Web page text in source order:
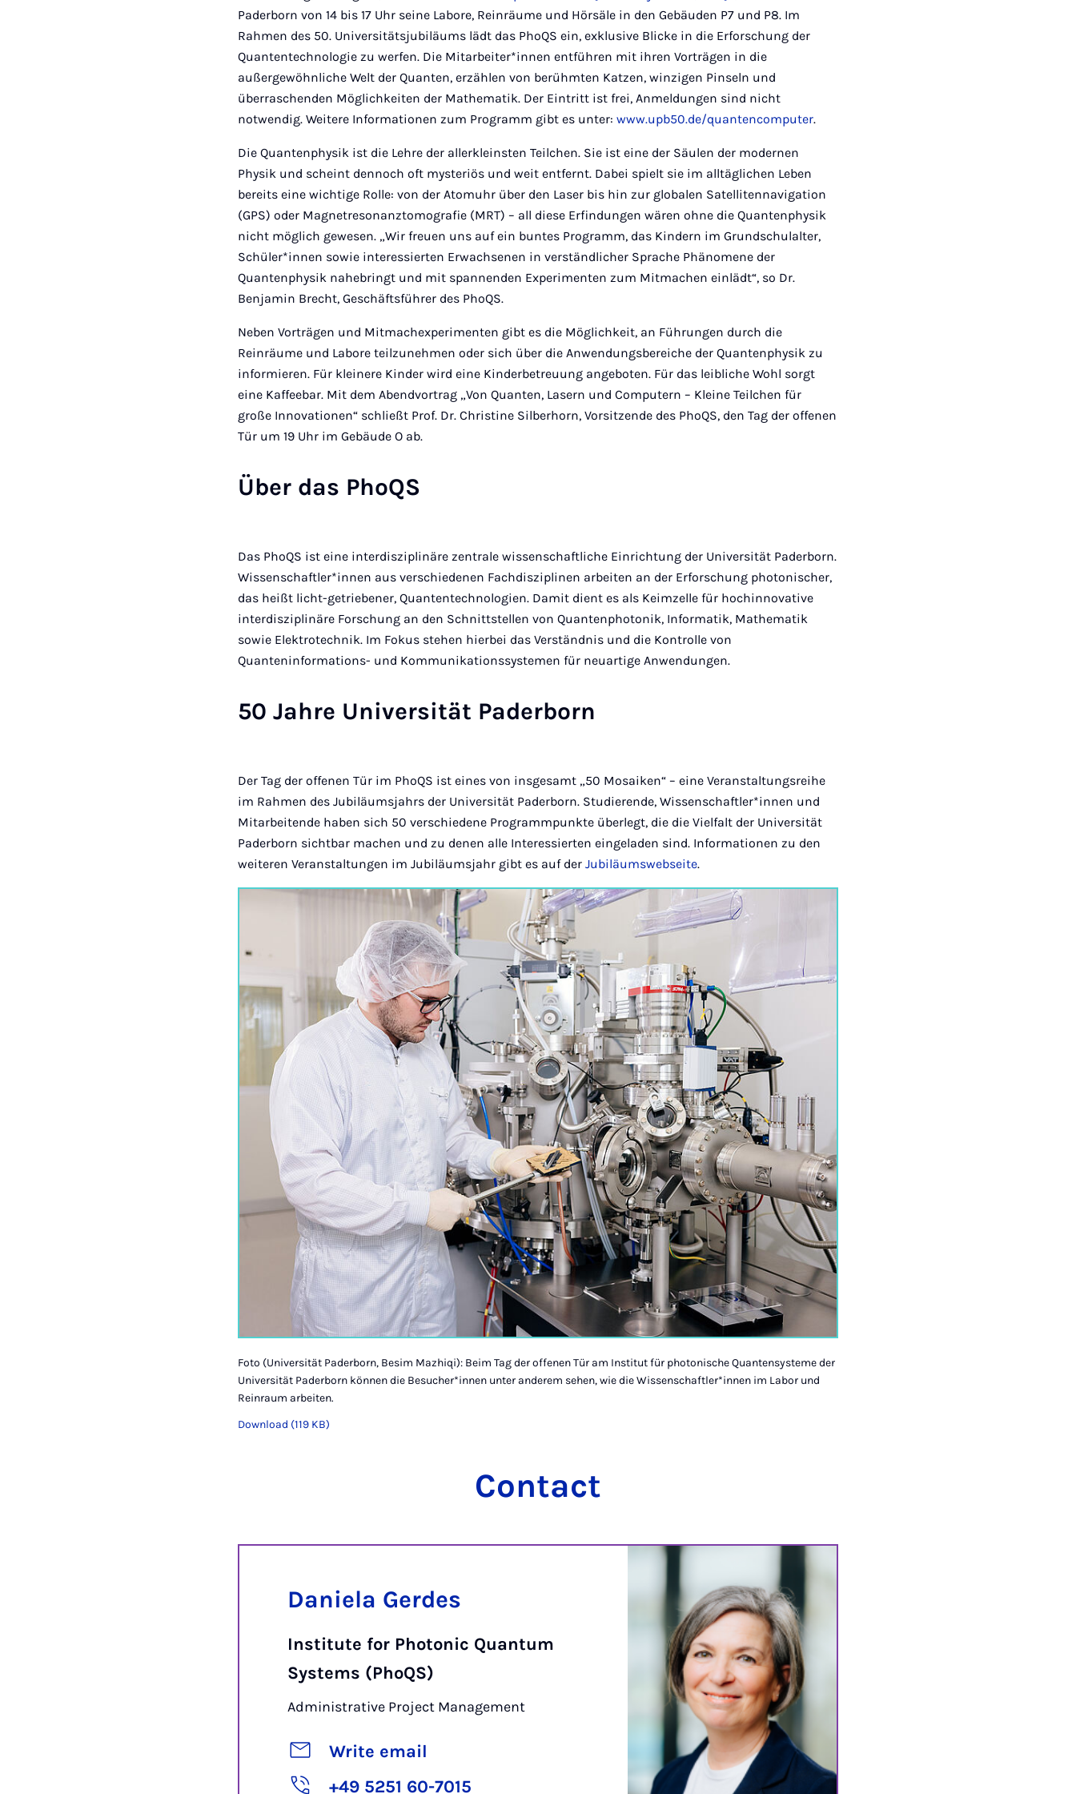
Paderborn von 14 bis 17 Uhr seine Labore, Reinräume und Hörsäle in den Gebäuden P7 und P8. Im
Rahmen des 50. Universitätsjubiläums lädt das PhoQS ein, exklusive Blicke in die Erforschung der
Quantentechnologie zu werfen. Die Mitarbeiter*innen entführen mit ihren Vorträgen in die
außergewöhnliche Welt der Quanten, erzählen von berühmten Katzen, winzigen Pinseln und
überraschenden Möglichkeiten der Mathematik. Der Eintritt ist frei, Anmeldungen sind nicht
notwendig. Weitere Informationen zum Programm gibt es unter:www.upb50.de/quantencomputer.
Die Quantenphysik ist die Lehre der allerkleinsten Teilchen. Sie ist eine der Säulen der modernen
Physik und scheint dennoch oft mysteriös und weit entfernt. Dabei spielt sie im alltäglichen Leben
bereits eine wichtige Rolle: von der Atomuhr über den Laser bis hin zur globalen Satellitennavigation
(GPS) oder Magnetresonanztomografie (MRT) – all diese Erfindungen wären ohne die Quantenphysik
nicht möglich gewesen. „Wir freuen uns auf ein buntes Programm, das Kindern im Grundschulalter,
Schüler*innen sowie interessierten Erwachsenen in verständlicher Sprache Phänomene der
Quantenphysik nahebringt und mit spannenden Experimenten zum Mitmachen einlädt“, so Dr.
Benjamin Brecht, Geschäftsführer des PhoQS.
Neben Vorträgen und Mitmachexperimenten gibt es die Möglichkeit, an Führungen durch die
Reinräume und Labore teilzunehmen oder sich über die Anwendungsbereiche der Quantenphysik zu
informieren. Für kleinere Kinder wird eine Kinderbetreuung angeboten. Für das leibliche Wohl sorgt
eine Kaffeebar. Mit dem Abendvortrag „Von Quanten, Lasern und Computern – Kleine Teilchen für
große Innovationen“ schließt Prof. Dr. Christine Silberhorn, Vorsitzende des PhoQS, den Tag der offenen
Tür um 19 Uhr im Gebäude O ab.
Über das PhoQS
Das PhoQS ist eine interdisziplinäre zentrale wissenschaftliche Einrichtung der Universität Paderborn.
Wissenschaftler*innen aus verschiedenen Fachdisziplinen arbeiten an der Erforschung photonischer,
das heißt licht-getriebener, Quantentechnologien. Damit dient es als Keimzelle für hochinnovative
interdisziplinäre Forschung an den Schnittstellen von Quantenphotonik, Informatik, Mathematik
sowie Elektrotechnik. Im Fokus stehen hierbei das Verständnis und die Kontrolle von
Quanteninformations- und Kommunikationssystemen für neuartige Anwendungen.
50 Jahre Universität Paderborn
Der Tag der offenen Tür im PhoQS ist eines von insgesamt „50 Mosaiken“ – eine Veranstaltungsreihe
im Rahmen des Jubiläumsjahrs der Universität Paderborn. Studierende, Wissenschaftler*innen und
Mitarbeitende haben sich 50 verschiedene Programmpunkte überlegt, die die Vielfalt der Universität
Paderborn sichtbar machen und zu denen alle Interessierten eingeladen sind. Informationen zu den
weiteren Veranstaltungen im Jubiläumsjahr gibt es auf derJubiläumswebseite.
Foto (Universität Paderborn, Besim Mazhiqi): Beim Tag der offenen Tür am Institut für photonische Quantensysteme der
Universität Paderborn können die Besucher*innen unter anderem sehen, wie die Wissenschaftler*innen im Labor und
Reinraum arbeiten.
Download (119 KB)
Contact
Daniela Gerdes
Institute for Photonic Quantum
Systems (PhoQS)
Administrative Project Management
Write email
+49 5251 60-7015